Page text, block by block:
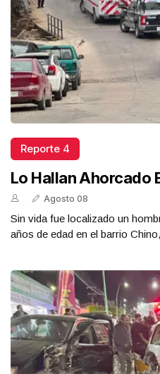
Reporte 4
Lo Hallan Ahorcado
Agosto 08
Sin vida fue localizado un
años de edad en el barrio